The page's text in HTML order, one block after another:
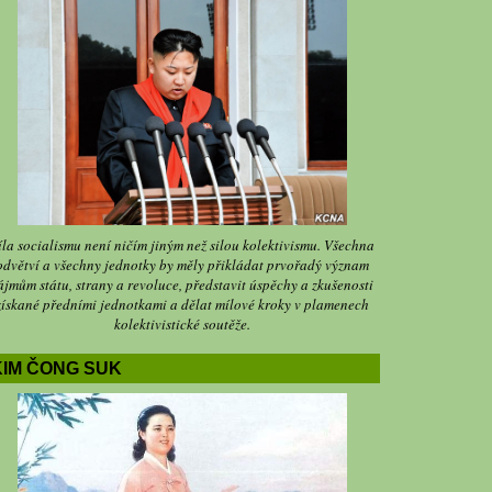
socialismu není ničím jiným než silou kolektivismu. Všechna
a všechny jednotky by měly přikládat prvořadý význam
státu, strany a revoluce, představit úspěchy a zkušenosti
předními jednotkami a dělat mílové kroky v plamenech
kolektivistické soutěže.
ČONG SUK